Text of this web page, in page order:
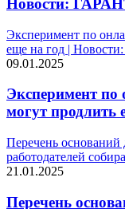
Новости:
Эксперимент по
еще на год |
09.01.2025
Эксперимент по
могут
Перечень оснований
работодателей
21.01.2025
Перечень